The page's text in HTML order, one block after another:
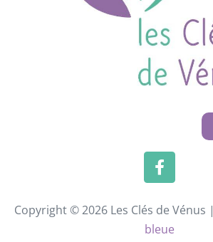
Copyright © 2026 Les Clés de Vénus |
bleue